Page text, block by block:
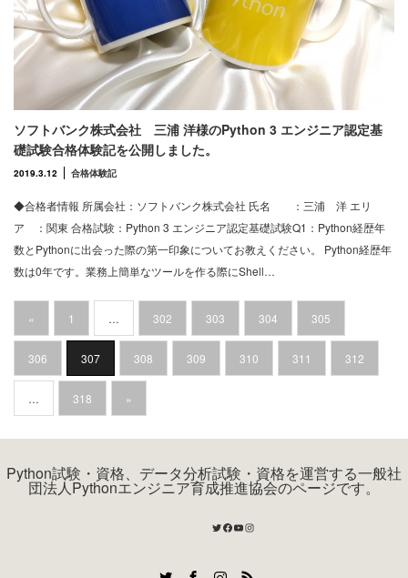
ソフトバンク株式会社 三浦 洋様のPython 3 エンジニア認定基
礎試験合格体験記を公開しました。
2019.3.12 合格体験記
◆合格者情報 所属会社：ソフトバンク株式会社 氏名 ：三浦 洋 エリ
ア ：関東 合格試験：Python 3 エンジニア認定基礎試験Q1：Python経歴年
数とPythonに出会った際の第一印象についてお教えください。 Python経歴年
数は0年です。業務上簡単なツールを作る際にShell…
« 1 … 302 303 304 305
306 307 308 309 310 311 312
… 318 »
Python試験・資格、データ分析試験・資格を運営する一般社
団法人Pythonエンジニア育成推進協会のページです。
Twitter
Facebook
YouTube
Instagram
RSS